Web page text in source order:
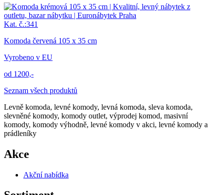
Kat. č.:341
Komoda červená 105 x 35 cm
Vyrobeno v EU
od 1200,-
Seznam všech produktů
Levně komoda, levné komody, levná komoda, sleva komoda,
slevněné komody, komody outlet, výprodej komod, masivní
komody, komody výhodně‎, levné komody v akci‎, levné komody a
prádleníky
Akce
Akční nabídka